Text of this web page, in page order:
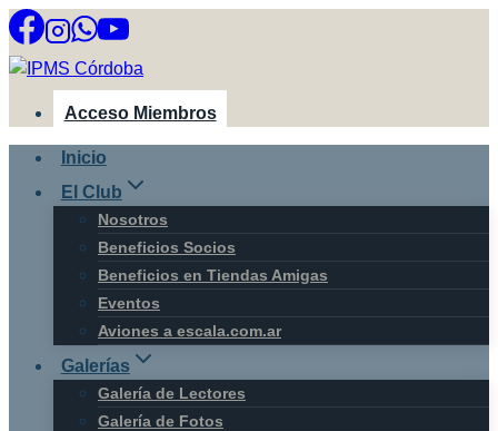
Saltar
al
contenido
Acceso Miembros
Inicio
El Club
Nosotros
Beneficios Socios
Beneficios en Tiendas Amigas
Eventos
Aviones a escala.com.ar
Galerías
Galería de Lectores
Galería de Fotos